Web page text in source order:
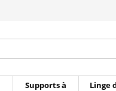
Supports à
Linge